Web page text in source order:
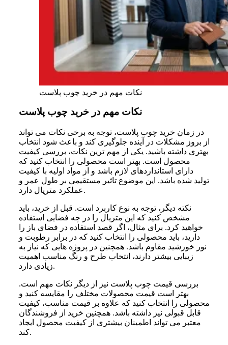
نکات مهم در خرید چوب پلاست
نکات مهم در خرید چوب پلاست
در زمان خرید چوب پلاست، توجه به برخی نکات می تواند
از بروز مشکلات در آینده جلوگیری کند و باعث شود انتخاب
بهتری داشته باشید. یکی از مهم ترین نکات، بررسی کیفیت
محصول است. بهتر است محصولی را انتخاب کنید که
دارای استانداردهای لازم باشد و از مواد اولیه با کیفیت
تولید شده باشد. این موضوع تاثیر مستقیمی بر طول عمر و
عملکرد متریال دارد.
نکته دیگر، توجه به نوع کاربرد است. قبل از خرید، باید
مشخص کنید که این متریال را در چه فضایی استفاده
خواهید کرد. برای مثال، اگر قصد استفاده در فضای باز را
دارید، باید محصولی را انتخاب کنید که در برابر رطوبت و
نور خورشید مقاوم باشد. همچنین در پروژه هایی که نیاز به
زیبایی بیشتر دارند، انتخاب طرح و رنگ مناسب اهمیت
زیادی دارد.
بررسی قیمت چوب پلاست نیز از دیگر نکات مهم است.
بهتر است قیمت محصولات مختلف را مقایسه کنید و
محصولی را انتخاب کنید که علاوه بر قیمت مناسب، کیفیت
قابل قبولی نیز داشته باشد. همچنین خرید از فروشندگان
معتبر می تواند اطمینان بیشتری از کیفیت محصول ایجاد
کند.